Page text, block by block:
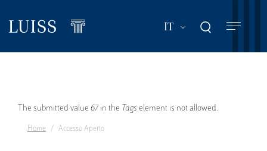
contenuto
IT Mostra ulteriori
Messaggio
di
The submitted value 67 in the Tags element is not allowed.
Home Accesso Aperto